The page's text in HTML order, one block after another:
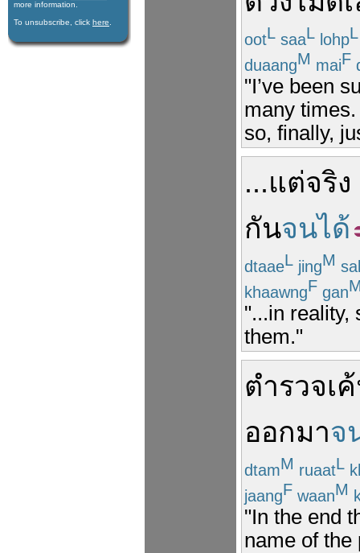
more infor­mation.
To unsubscribe, click here
ootL saaL lohpL
duaangM maiF
"I’ve been
many
so, finally,
...แต่จริง
กันจนได้
dtaaeL jingM
khaawngF gan
"...in reality,
them."
ตำรวจเ
ออกมาจ
dtamM ruaatL
jaangF waanM
"In the end
name of the